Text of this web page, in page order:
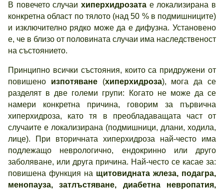
В повечето случаи хиперхидрозата е локализирана в
конкретна област по тялото (над 50 % в подмишниците)
и изключително рядко може да е дифузна. Установено
е, че в близо от половината случаи има наследственост
на състоянието.
Принципно всички състояния, които са придружени от
повишено изпотяване(хиперхидроза), мога да се
разделят в две големи групи: Когато не може да се
намери конкретна причина, говорим за първична
хиперхидроза, като тя в преобладаващата част от
случаите е локализирана (подмишници, длани, ходила,
лице). При вторичната хиперхидроза най-често има
подлежащо неврологично, ендокринно или друго
заболяване, или друга причина. Най-често се касае за:
повишена функция на щитовидната жлеза, подагра,
менопауза, затлъстяване, диабетна невропатия,